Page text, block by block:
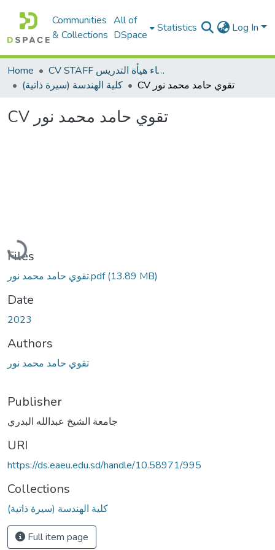
Communities
& Collections
All of
DSpace
Statistics Log In
Home
CV STAFF السيره الذاتية لأعضاء هيأة التدريس
كلية الهندسة (سيرة ذاتية)
CV تقوي حامد محمد نور
CV تقوي حامد محمد نور
Loading...
Files
تقوي حامد محمد نور.pdf(13.89 MB)
Date
2023
Authors
تقوي حامد محمد نور
Publisher
جامعة الشيخ عبدالله البدري
URI
https://ds.eaeu.edu.sd/handle/10.58971/995
Collections
كلية الهندسة (سيرة ذاتية)
Full item page